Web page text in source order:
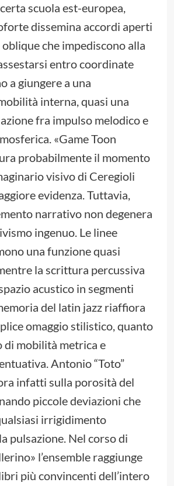
scuola est-europea,
dissemina accordi aperti
che impediscono alla
entro coordinate
a giungere a una
interna, quasi una
fra impulso melodico e
«Game Toon
probabilmente il momento
visivo di Ceregioli
evidenza. Tuttavia,
narrativo non degenera
ingenuo. Le linee
una funzione quasi
la scrittura percussiva
acustico in segmenti
del latin jazz riaffiora
omaggio stilistico, quanto
di mobilità metrica e
Antonio “Toto”
infatti sulla porosità del
piccole deviazioni che
irrigidimento
pulsazione. Nel corso di
l’ensemble raggiunge
più convincenti dell’intero